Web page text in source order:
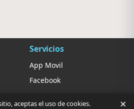
Servicios
App Movil
Facebook
Ajustes
aceptas el uso de cookies. ×